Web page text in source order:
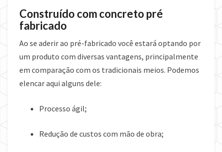
Construído com concreto pré
fabricado
Ao se aderir ao pré-fabricado você estará optando por
um produto com diversas vantagens, principalmente
em comparação com os tradicionais meios. Podemos
elencar aqui alguns dele:
Processo ágil;
Redução de custos com mão de obra;